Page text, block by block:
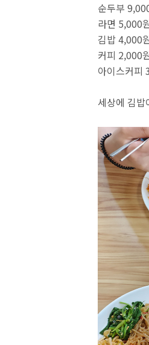
순두부
라면 5,000
김밥 4,000
커피 2,000
아이스커피
세상에 김